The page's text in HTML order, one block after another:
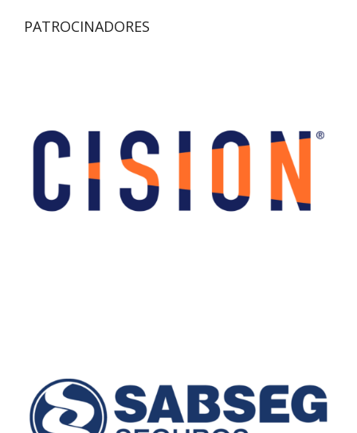
PATROCINADORES